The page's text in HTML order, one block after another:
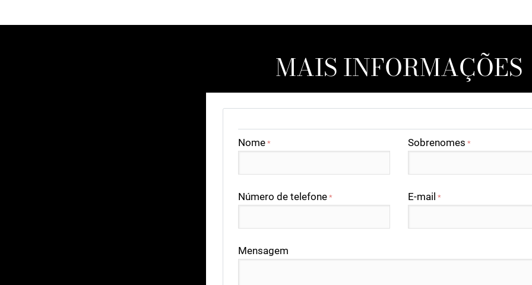
MAIS INFORMAÇÕES
Nome * Sobrenomes *
Número de telefone * E-mail *
Mensagem